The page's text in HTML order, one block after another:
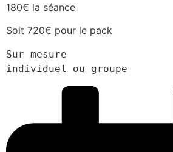
180€ la séance
Soit 720€ pour le pack
Sur mesure
individuel ou groupe